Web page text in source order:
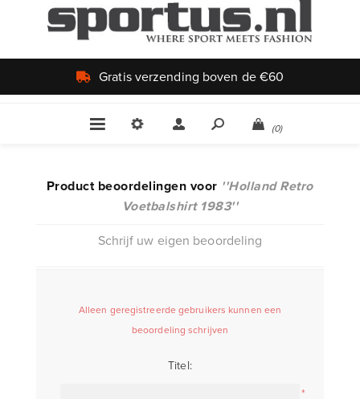
Gratis verzending boven de €60
(0)
Product beoordelingen voor
Holland Retro
Voetbalshirt 1983
Schrijf uw eigen beoordeling
Alleen geregistreerde gebruikers kunnen een
beoordeling schrijven
Titel:
*